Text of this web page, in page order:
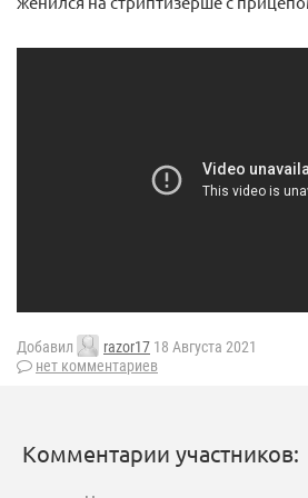
Добавил razor17 18 Августа 2021
нет комментариев
Комментарии участников: